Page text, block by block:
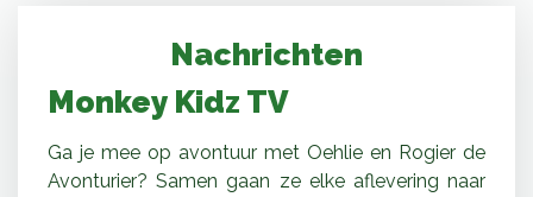
Nachrichten
Monkey Kidz TV
Ga je mee op avontuur met Oehlie en Rogier de
Avonturier? Samen gaan ze elke aflevering naar